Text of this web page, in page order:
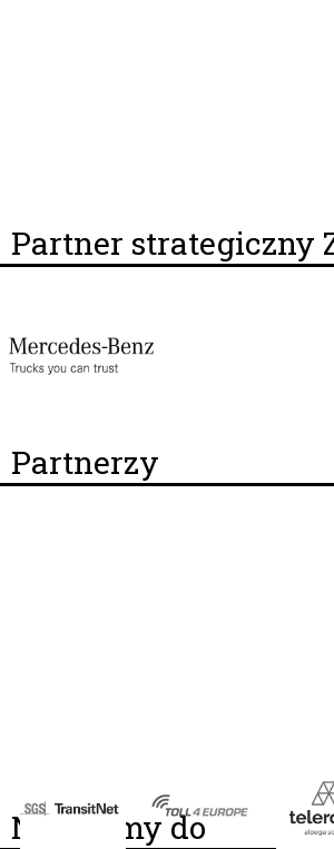
Partner strategiczny
Partnerzy
Należymy do